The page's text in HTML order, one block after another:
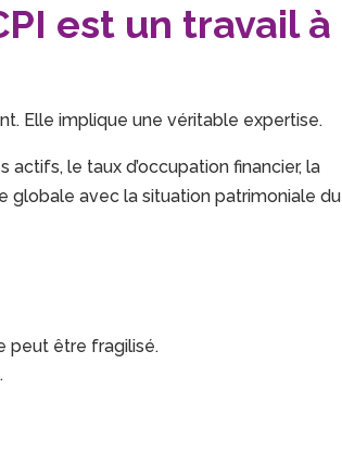
est un travail à
Elle implique une véritable expertise.
le taux d’occupation financier, la
globale avec la situation patrimoniale du
peut être fragilisé.